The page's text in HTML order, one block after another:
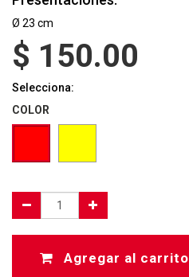
Ø 23 cm
$ 150.00
Selecciona:
COLOR
Agregar al carrito